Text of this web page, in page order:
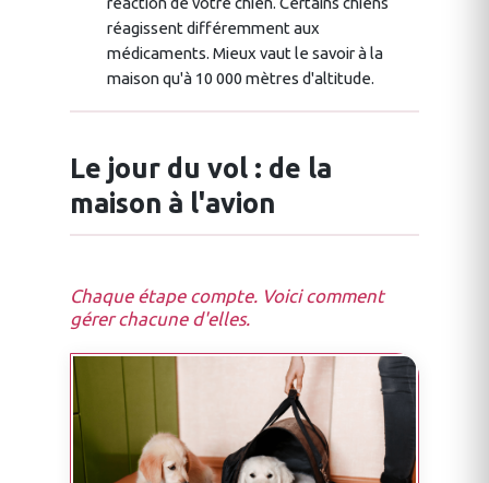
réagissent différemment aux
médicaments. Mieux vaut le savoir à la
maison qu'à 10 000 mètres d'altitude.
Le jour du vol : de la
maison à l'avion
Chaque étape compte. Voici comment
gérer chacune d'elles.